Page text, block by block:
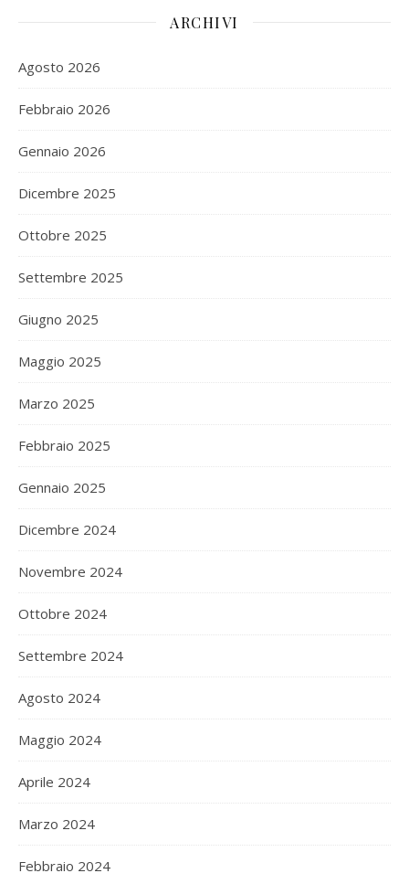
ARCHIVI
Agosto 2026
Febbraio 2026
Gennaio 2026
Dicembre 2025
Ottobre 2025
Settembre 2025
Giugno 2025
Maggio 2025
Marzo 2025
Febbraio 2025
Gennaio 2025
Dicembre 2024
Novembre 2024
Ottobre 2024
Settembre 2024
Agosto 2024
Maggio 2024
Aprile 2024
Marzo 2024
Febbraio 2024